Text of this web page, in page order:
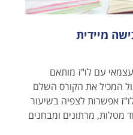
מיידית
עם לו"ז מותאם
המכיל את הקורס השלם
אפשרות לצפיה בשיעור
מטלות, מרתונים ומבחנים